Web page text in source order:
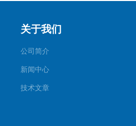
关于我们
公司简介
新闻中心
技术文章